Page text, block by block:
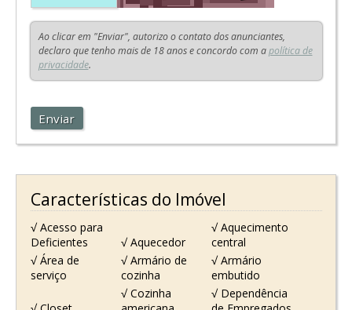
Ao clicar em "Enviar", autorizo o contato dos anunciantes,
declaro que tenho mais de 18 anos e concordo com apolítica de
privacidade.
Enviar
Características do Imóvel
√ Acesso para
Deficientes
√ Aquecedor
√ Aquecimento
central
√ Área de
serviço
√ Armário de
cozinha
√ Armário
embutido
√ Cozinha
√ Dependência